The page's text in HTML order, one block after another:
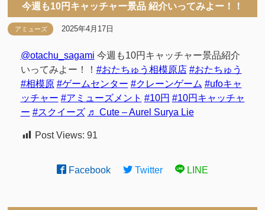
今週も10円キャッチャー景品 紹介いってみよー！！
アミューズ 2025年4月17日
@otachu_sagami 今週も10円キャッチャー景品紹介
いってみよー！！ #おたちゅう相模原店 #おたちゅう
#相模原 #ゲームセンター #クレーンゲーム #ufoキャ
ッチャー #アミューズメント #10円 #10円キャッチャ
ー #スクイーズ ♬ Cute – Aurel Surya Lie
Post Views: 91
Facebook Twitter LINE